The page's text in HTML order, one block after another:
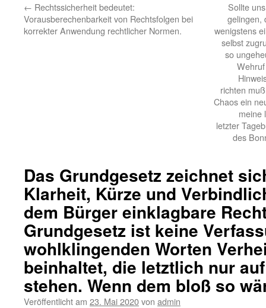
← Rechtssicherheit bedeutet:
Vorausberechenbarkeit von Rechtsfolgen bei
korrekter Anwendung rechtlicher Normen.
Sollte
gelingen,
wenigstens
selbst
so
richten
Chaos ein
meine
letzter
des
Das Grundgesetz zeichnet
Klarheit, Kürze und
dem Bürger einklagbare
Grundgesetz ist keine
wohlklingenden Worten
beinhaltet, die letztlich nur
stehen. Wenn dem bloß so
Veröffentlicht am 23. Mai 2020von admin